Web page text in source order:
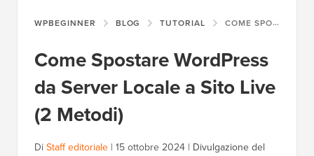
WPBEGINNER BLOG TUTORIAL COME SPOSTARE WORDPRESS DA SERVER LOCALE A SITO LIVE (2 METODI)
Come Spostare WordPress
da Server Locale a Sito Live
(2 Metodi)
DiStaff editoriale | 15 ottobre 2024 | Divulgazione del